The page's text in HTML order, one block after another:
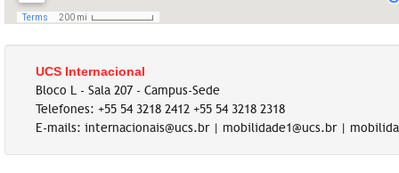
UCS Internacional
Bloco L - Sala 207 - Campus-Sede
Telefones: +55 54 3218 2412 +55 54 3218 2318
E-mails: internacionais@ucs.br | mobilidade1@ucs.br |